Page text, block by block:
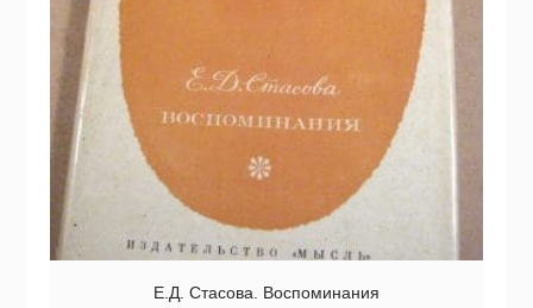
Е.Д. Стасова. Воспоминания